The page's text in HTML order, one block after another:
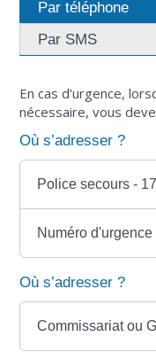
Par téléphone
Par SMS
En cas d'urgence,
nécessaire, vous
Où s’adresser ?
Police secours - 17
Numéro
Où s’adresser ?
Commissariat ou